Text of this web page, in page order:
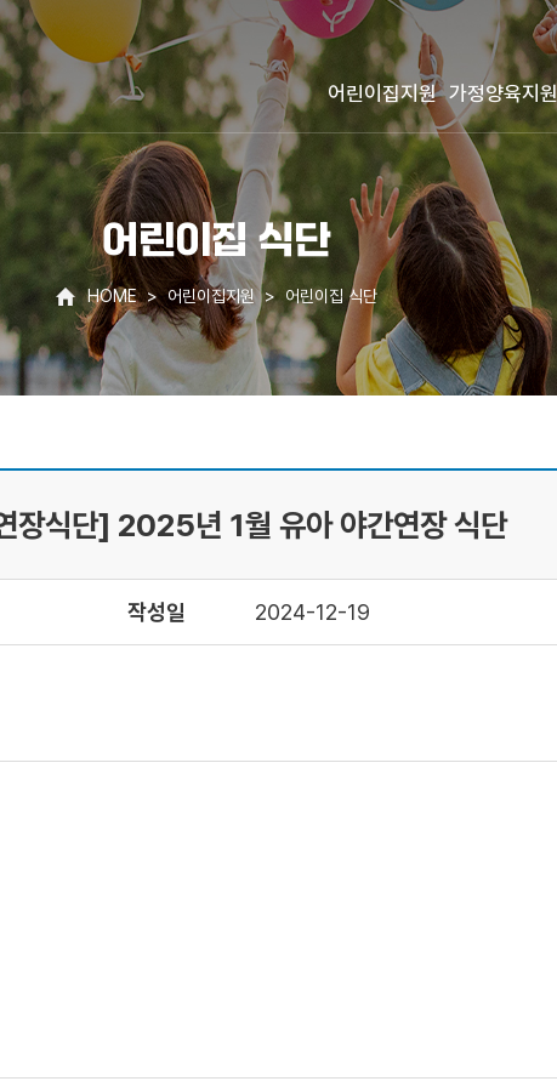
어린이집지원 가정양육지원
어린이집 식단
HOME 어린이집지원 어린이집 식단
장식단] 2025년 1월 유아 야간연장 식단
작성일 2024-12-19